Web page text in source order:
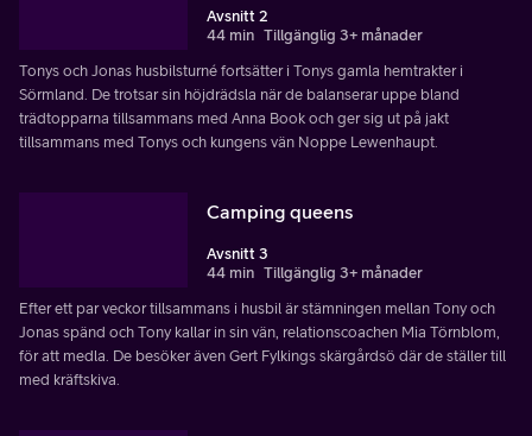
Avsnitt 2
44 min Tillgänglig 3+ månader
Tonys och Jonas husbilsturné fortsätter i Tonys gamla hemtrakter i
Sörmland. De trotsar sin höjdrädsla när de balanserar uppe bland
trädtopparna tillsammans med Anna Book och ger sig ut på jakt
tillsammans med Tonys och kungens vän Noppe Lewenhaupt.
Camping queens
Avsnitt 3
44 min Tillgänglig 3+ månader
Efter ett par veckor tillsammans i husbil är stämningen mellan Tony och
Jonas spänd och Tony kallar in sin vän, relationscoachen Mia Törnblom,
för att medla. De besöker även Gert Fylkings skärgårdsö där de ställer till
med kräftskiva.